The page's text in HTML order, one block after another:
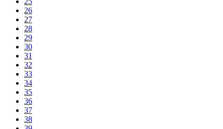
26
27
28
29
30
31
32
33
34
35
36
37
38